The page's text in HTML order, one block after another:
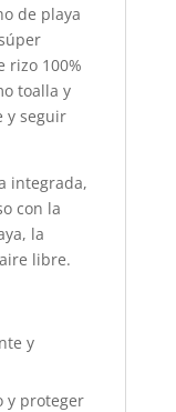
de playa
rizo 100%
toalla y
y seguir
integrada,
con la
la
libre.
y
y proteger